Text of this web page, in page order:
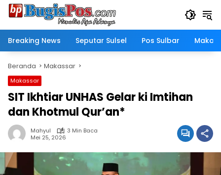
Langsung
Breaking News
Seputar Sulsel Pos Sulbar
Beranda Makassar
Makassar
SIT Ikhtiar UNHAS Gelar ki Imtihan
dan Khotmul Qur’an*
Mahyul
3 Min Baca
Mei 25, 2026